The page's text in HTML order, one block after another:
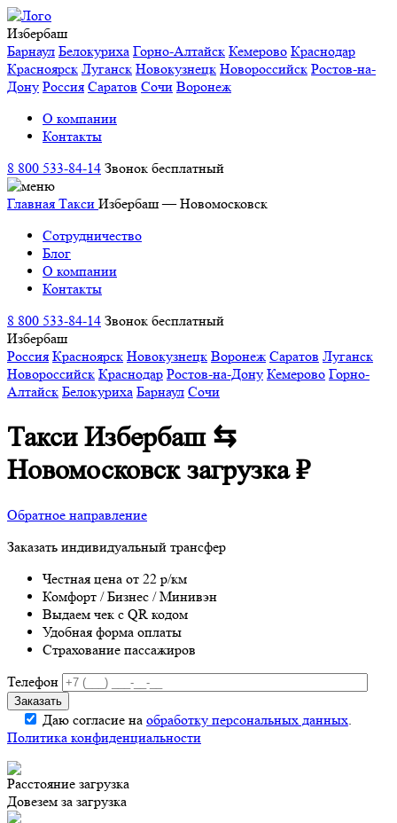
Избербаш
Барнаул Белокуриха Горно-Алтайск Кемерово Краснодар
Красноярск Луганск Новокузнецк Новороссийск Ростов-на-
Дону Россия Саратов Сочи Воронеж
О компании
Контакты
8 800 533-84-14 Звонок бесплатный
Главная Такси Избербаш — Новомосковск
Сотрудничество
Блог
О компании
Контакты
8 800 533-84-14 Звонок бесплатный
Избербаш
Россия Красноярск Новокузнецк Воронеж Саратов Луганск
Новороссийск Краснодар Ростов-на-Дону Кемерово Горно-
Алтайск Белокуриха Барнаул Сочи
Такси Избербаш ⇆
Новомосковскзагрузка₽
Обратное направление
Заказать индивидуальный трансфер
Честная цена от 22 р/км
Комфорт / Бизнес / Минивэн
Выдаем чек с QR кодом
Удобная форма оплаты
Страхование пассажиров
Телефон
Даю согласие на обработку персональных данных.
Политика конфиденциальности
Расстояние загрузка
Довезем за загрузка